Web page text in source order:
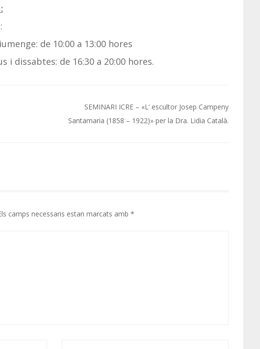
de 10:00 a 13:00 hores
de 16:30 a 20:00 hores.
SEMINARI ICRE – «L’ escultor Josep Campeny
Santamaria (1858 – 1922)» per la Dra. Lidia Català.
camps necessaris estan marcats amb *